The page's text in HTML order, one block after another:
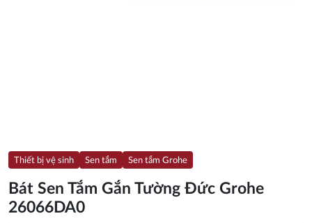
Thiết bị vệ sinh Sen tắm Sen tắm Grohe
Bát Sen Tắm Gắn Tường Đức Grohe
26066DA0